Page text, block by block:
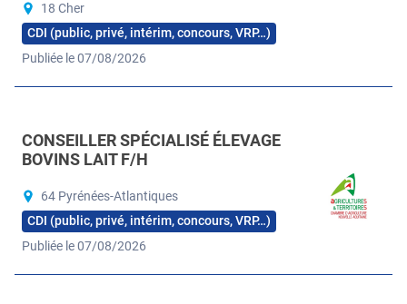
18 Cher
CDI (public, privé, intérim, concours, VRP…)
Publiée le 07/08/2026
CONSEILLER SPÉCIALISÉ ÉLEVAGE
BOVINS LAIT F/H
64 Pyrénées-Atlantiques
CDI (public, privé, intérim, concours, VRP…)
Publiée le 07/08/2026